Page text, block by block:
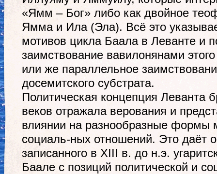
«Ямм – Бог» либо как двойное
Ямма и Ила (Эла). Всё это
мотивов цикла Баала в Леванте и
заимствование вавилонянами
или же параллельное
досемитского субстрата.
Политическая концепция Леванта
веков отражала верования и
влиянии на разнообразные формы
социаль-ных отношений. Это даёт
записанного в XIII в. до н.э.
Баале с позиций политической и